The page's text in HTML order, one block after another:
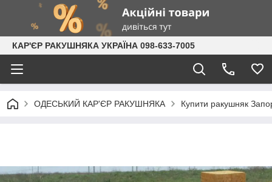
КАР'ЄР РАКУШНЯКА УКРАЇНА 098-633-7005
ОДЕСЬКИЙ КАР'ЄР РАКУШНЯКА Купити ракушняк